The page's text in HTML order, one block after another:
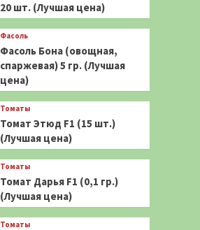
20 шт. (Лучшая цена)
Фасоль
Фасоль Бона (овощная,
спаржевая) 5 гр. (Лучшая
цена)
Томаты
Томат Этюд F1 (15 шт.)
(Лучшая цена)
Томаты
Томат Дарья F1 (0,1 гр.)
(Лучшая цена)
Томаты